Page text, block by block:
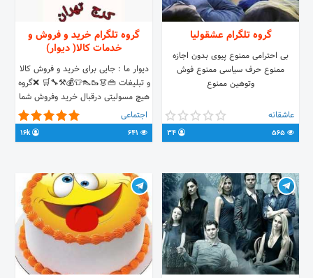
گروه تلگرام عشقولیا
بی احترامی ممنوع پیوی بدون اجازه
ممنوع حرف سیاسی ممنوع فوش
وتوهین ممنوع
عاشقانه
گروه تلگرام خرید و فروش و
خدمات کالا( دیوار)
دیوار ما : جایی برای خرید و فروش کالا
و تبلیغات 👜👗🥾👠👕💰⚒️🔧🛒 ❌گروه
هیچ مسولیتی درقبال خرید وفروش شما
ندارد، دقت وهوشیاری درمعامله
باشماست❌
اجتماعی
16k